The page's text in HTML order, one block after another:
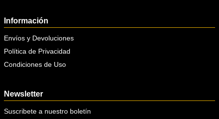
Información
Envíos y Devoluciones
Política de Privacidad
Condiciones de Uso
Newsletter
Suscribete a nuestro boletín